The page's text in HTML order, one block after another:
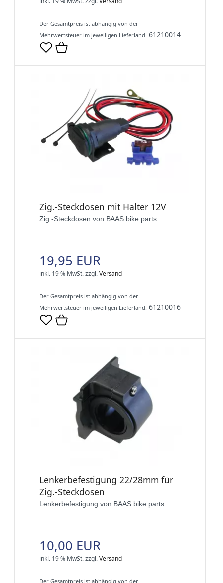
Der Gesamtpreis ist abhängig von der
Mehrwertsteuer im jeweiligen Lieferland. 61210014
Zig.-Steckdosen mit Halter 12V
Zig.-Steckdosen von BAAS bike parts
19,95 EUR
inkl. 19 % MwSt.zzgl.Versand
Der Gesamtpreis ist abhängig von der
Mehrwertsteuer im jeweiligen Lieferland. 61210016
Lenkerbefestigung 22/28mm für
Zig.-Steckdosen
Lenkerbefestigung von BAAS bike parts
10,00 EUR
inkl. 19 % MwSt.zzgl.Versand
Der Gesamtpreis ist abhängig von der